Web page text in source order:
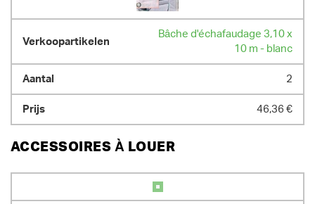
Bâche d'échafaudage 3,10 x
10 m - blanc
2
46,36 €
ACCESSOIRES À LOUER